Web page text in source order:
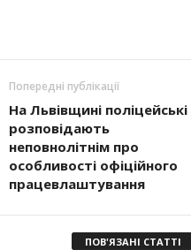
Попередні публікації
На Львівщині поліцейські
розповідають
неповнолітнім про
особливості офіційного
працевлаштування
ПОВ'ЯЗАНІ СТАТТІ